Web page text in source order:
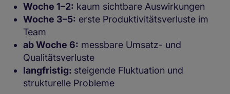
Woche 1–2: kaum sichtbare Auswirkungen
Woche 3–5: erste Produktivitätsverluste im
Team
ab Woche 6: messbare Umsatz- und
Qualitätsverluste
langfristig: steigende Fluktuation und
strukturelle Probleme